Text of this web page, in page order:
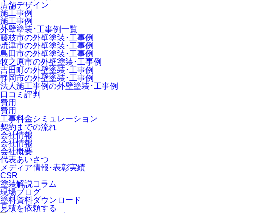
店舗デザイン
施工事例
施工事例
外壁塗装･工事例一覧
藤枝市の外壁塗装･工事例
焼津市の外壁塗装･工事例
島田市の外壁塗装･工事例
牧之原市の外壁塗装･工事例
吉田町の外壁塗装･工事例
静岡市の外壁塗装･工事例
法人施工事例の外壁塗装･工事例
口コミ評判
費用
費用
工事料金シミュレーション
契約までの流れ
会社情報
会社情報
会社概要
代表あいさつ
メディア情報･表彰実績
CSR
塗装解説コラム
現場ブログ
塗料資料ダウンロード
見積を依頼する